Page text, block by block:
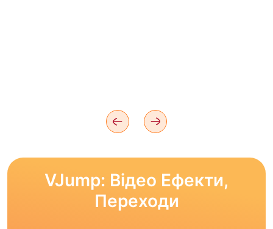
VJump: Відео Ефекти,
Переходи